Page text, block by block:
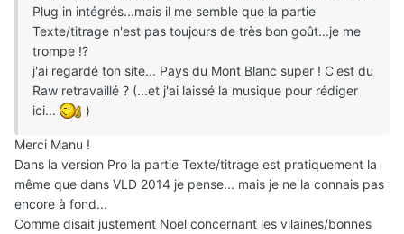
Plug in intégrés...mais il me semble que la partie
Texte/titrage n'est pas toujours de très bon goût...je me
trompe !?
j'ai regardé ton site... Pays du Mont Blanc super ! C'est du
Raw retravaillé ? (...et j'ai laissé la musique pour rédiger
ici...
)
Merci Manu !
Dans la version Pro la partie Texte/titrage est pratiquement la
même que dans VLD 2014 je pense... mais je ne la connais pas
encore à fond...
Comme disait justement Noel concernant les vilaines/bonnes